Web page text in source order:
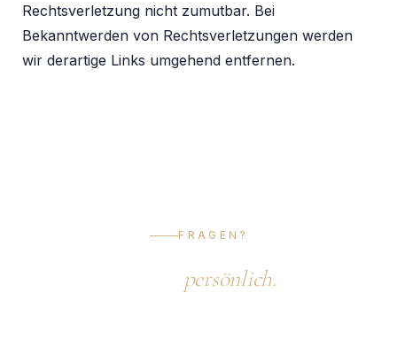
Rechtsverletzung nicht zumutbar. Bei
Bekanntwerden von Rechtsverletzungen werden
wir derartige Links umgehend entfernen.
FRAGEN?
persönlich.